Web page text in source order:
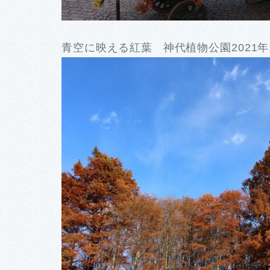
青空に映える紅葉 神代植物公園2021